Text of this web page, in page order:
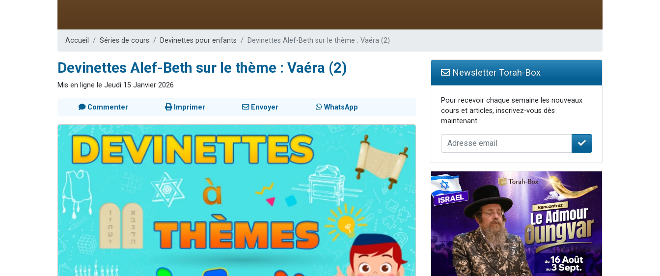
Accueil Séries de cours Devinettes pour enfants Devinettes Alef-Beth sur le thème : Vaéra (2)
Devinettes Alef-Beth sur le thème : Vaéra (2)
Mis en ligne le Jeudi 15 Janvier 2026
Commenter Imprimer Envoyer WhatsApp
Newsletter Torah-Box
Pour recevoir chaque semaine les nouveaux
cours et articles, inscrivez-vous dès
maintenant :